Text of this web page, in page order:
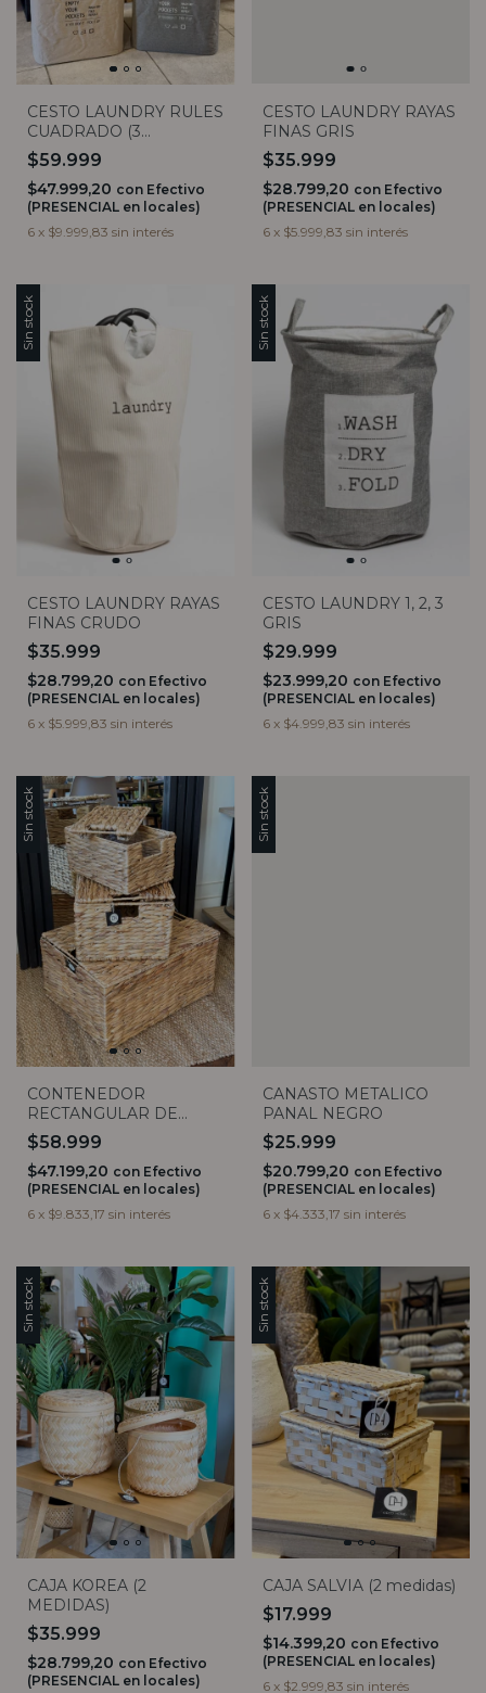
CESTO LAUNDRY RULES
CUADRADO (3
COLORES)
$59.999
$47.999,20 con Efectivo
(PRESENCIAL en locales)
6 x $9.999,83 sin interés
CESTO LAUNDRY RAYAS
FINAS GRIS
$35.999
$28.799,20 con Efectivo
(PRESENCIAL en locales)
6 x $5.999,83 sin interés
Sin stock
CESTO LAUNDRY RAYAS
FINAS CRUDO
$35.999
$28.799,20 con Efectivo
(PRESENCIAL en locales)
6 x $5.999,83 sin interés
Sin stock
CESTO LAUNDRY 1, 2, 3
GRIS
$29.999
$23.999,20 con Efectivo
(PRESENCIAL en locales)
6 x $4.999,83 sin interés
Sin stock
CONTENEDOR
RECTANGULAR DE
JACINTO CON TAPA (3
TAMAÑOS)
$58.999
$47.199,20 con Efectivo
(PRESENCIAL en locales)
6 x $9.833,17 sin interés
Sin stock
CANASTO METALICO
PANAL NEGRO
$25.999
$20.799,20 con Efectivo
(PRESENCIAL en locales)
6 x $4.333,17 sin interés
Sin stock
CAJA KOREA (2
MEDIDAS)
$35.999
$28.799,20 con Efectivo
(PRESENCIAL en locales)
Sin stock
CAJA SALVIA (2 medidas)
$17.999
$14.399,20 con Efectivo
(PRESENCIAL en locales)
6 x $2.999,83 sin interés